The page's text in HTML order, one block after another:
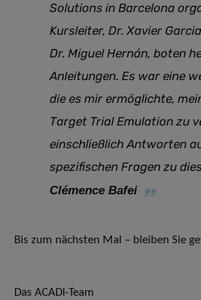
Solutions in Barcelona
Kursleiter, Dr. Xavier
Dr. Miguel Hernán, boten
Anleitungen. Es war eine
die es mir ermöglichte,
Target Trial Emulation zu
einschließlich Antworten
spezifischen Fragen zu
Clémence Bafei
Bis zum nächsten Mal – bleiben Sie
Das ACADI-Team